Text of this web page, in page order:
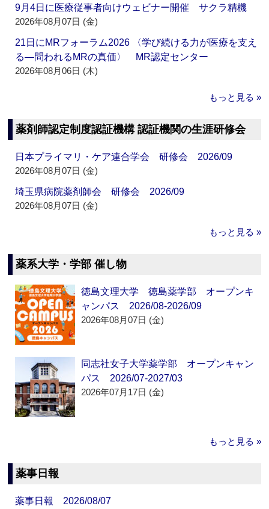
9月4日に医療従事者向けウェビナー開催 サクラ精機
2026年08月07日 (金)
21日にMRフォーラム2026 〈学び続ける力が医療を支え
る―問われるMRの真価〉 MR認定センター
2026年08月06日 (木)
もっと見る »
薬剤師認定制度認証機構 認証機関の生涯研修会
日本プライマリ・ケア連合学会 研修会 2026/09
2026年08月07日 (金)
埼玉県病院薬剤師会 研修会 2026/09
2026年08月07日 (金)
もっと見る »
薬系大学・学部 催し物
徳島文理大学 徳島薬学部 オープンキ
ャンパス 2026/08-2026/09
2026年08月07日 (金)
同志社女子大学薬学部 オープンキャン
パス 2026/07-2027/03
2026年07月17日 (金)
もっと見る »
薬事日報
薬事日報 2026/08/07